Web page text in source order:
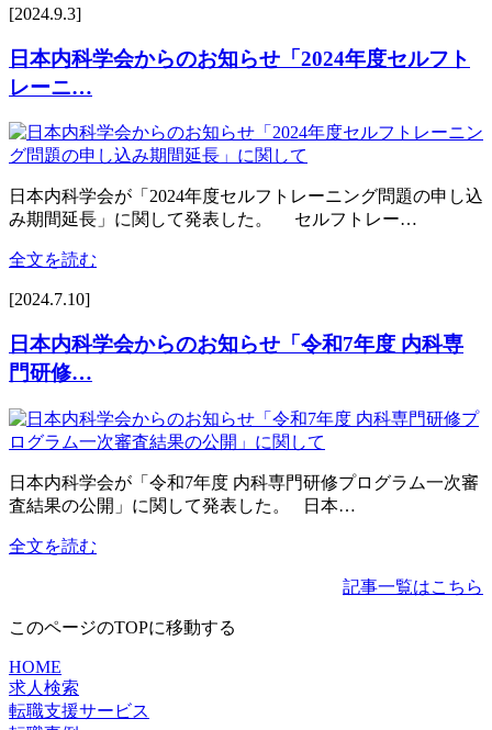
[2024.9.3]
日本内科学会からのお知らせ「2024年度セルフト
レーニ…
日本内科学会が「2024年度セルフトレーニング問題の申し込
み期間延長」に関して発表した。 セルフトレー…
全文を読む
[2024.7.10]
日本内科学会からのお知らせ「令和7年度 内科専
門研修…
日本内科学会が「令和7年度 内科専門研修プログラム一次審
査結果の公開」に関して発表した。 日本…
全文を読む
記事一覧はこちら
このページのTOPに移動する
HOME
求人検索
転職支援サービス